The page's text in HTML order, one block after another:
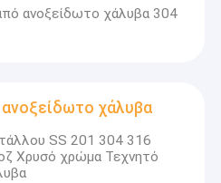
ανοξείδωτο χάλυβα 304
χάλυβα
SS 201 304 316
Χρυσό χρώμα Τεχνητό